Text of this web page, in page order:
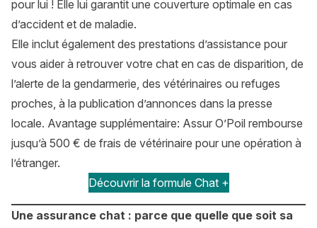
pour lui ! Elle lui garantit une couverture optimale en cas
d’accident et de maladie.
Elle inclut également des prestations d’assistance pour
vous aider à retrouver votre chat en cas de disparition, de
l’alerte de la gendarmerie, des vétérinaires ou refuges
proches, à la publication d’annonces dans la presse
locale. Avantage supplémentaire: Assur O’Poil rembourse
jusqu’à 500 € de frais de vétérinaire pour une opération à
l’étranger.
Découvrir la formule Chat +
Une assurance chat : parce que quelle que soit sa